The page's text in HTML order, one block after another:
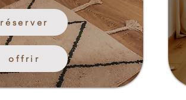
réserver
offrir